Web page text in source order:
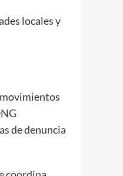
locales y
de denuncia